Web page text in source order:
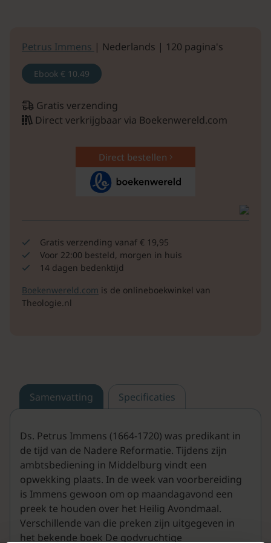
Petrus Immens | Nederlands | 120 pagina's
Ebook € 10.49
Gratis verzending
Direct verkrijgbaar via Boekenwereld.com
Direct bestellen
Gratis verzending vanaf € 19,95
Voor 22:00 besteld, morgen in huis
14 dagen bedenktijd
Boekenwereld.com is de onlineboekwinkel van
Theologie.nl
Samenvatting Specificaties
Ds. Petrus Immens (1664-1720) was predikant in
de tijd van de Nadere Reformatie. Tijdens zijn
ambtsbediening in Middelburg vindt een
opwekking plaats. In de week van voorbereiding
is Immens gewoon om op maandagavond een
preek te houden over het Heilig Avondmaal.
Verschillende van die preken zijn uitgegeven in
het bekende boek De godvruchtige